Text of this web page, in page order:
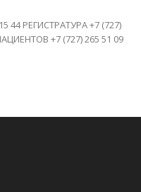
44 РЕГИСТРАТУРА +7 (727)
+7 (727) 265 51 09